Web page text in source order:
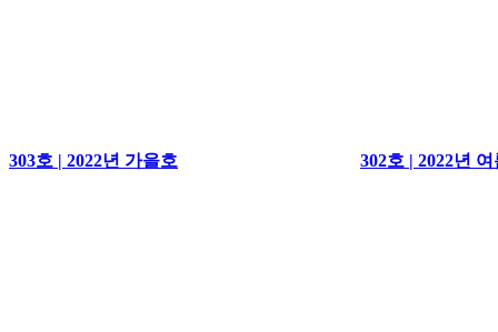
303호 | 2022년 가을호 302호 | 2022년